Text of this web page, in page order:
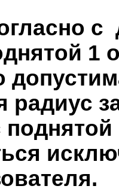
1
радиус